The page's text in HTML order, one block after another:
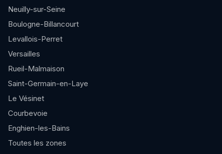
Neuilly-sur-Seine
Boulogne-Billancourt
Levallois-Perret
Versailles
Rueil-Malmaison
Saint-Germain-en-Laye
Le Vésinet
Courbevoie
Enghien-les-Bains
Toutes les zones